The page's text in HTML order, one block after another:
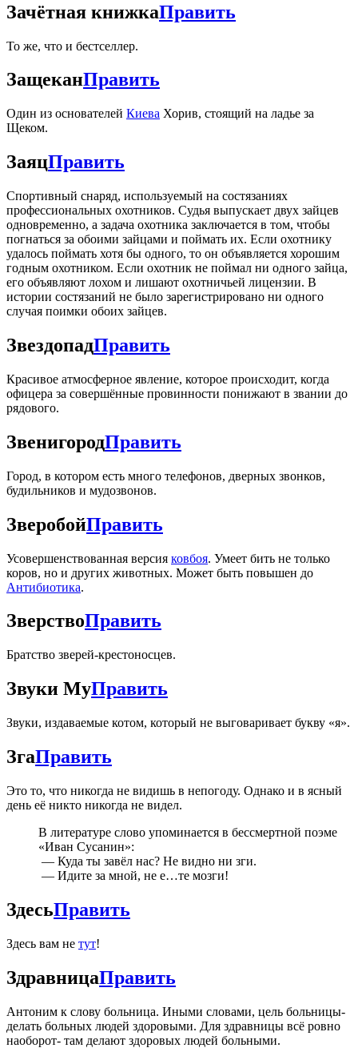
Зачётная книжкаПравить
То же, что и бестселлер.
ЗащеканПравить
Один из основателей Киева Хорив, стоящий на ладье за
Щеком.
ЗаяцПравить
Спортивный снаряд, используемый на состязаниях
профессиональных охотников. Судья выпускает двух зайцев
одновременно, а задача охотника заключается в том, чтобы
погнаться за обоими зайцами и поймать их. Если охотнику
удалось поймать хотя бы одного, то он объявляется хорошим
годным охотником. Если охотник не поймал ни одного зайца,
его объявляют лохом и лишают охотничьей лицензии. В
истории состязаний не было зарегистрировано ни одного
случая поимки обоих зайцев.
ЗвездопадПравить
Красивое атмосферное явление, которое происходит, когда
офицера за совершённые провинности понижают в звании до
рядового.
ЗвенигородПравить
Город, в котором есть много телефонов, дверных звонков,
будильников и мудозвонов.
ЗверобойПравить
Усовершенствованная версия ковбоя. Умеет бить не только
коров, но и других животных. Может быть повышен до
Антибиотика.
ЗверствоПравить
Братство зверей-крестоносцев.
Звуки МуПравить
Звуки, издаваемые котом, который не выговаривает букву «я».
ЗгаПравить
Это то, что никогда не видишь в непогоду. Однако и в ясный
день её никто никогда не видел.
В литературе слово упоминается в бессмертной поэме
«Иван Сусанин»:
— Куда ты завёл нас? Не видно ни зги.
— Идите за мной, не е…те мозги!
ЗдесьПравить
Здесь вам не тут!
ЗдравницаПравить
Антоним к слову больница. Иными словами, цель больницы-
делать больных людей здоровыми. Для здравницы всё ровно
наоборот- там делают здоровых людей больными.